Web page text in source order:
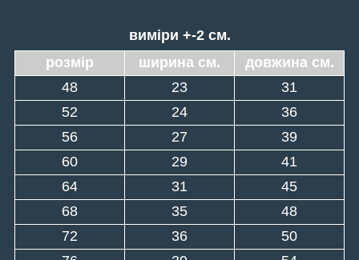
виміри +-2 см.
розмір
ширина см.
довжина см.
48
23
31
52
24
36
56
27
39
60
29
41
64
31
45
68
35
48
72
36
50